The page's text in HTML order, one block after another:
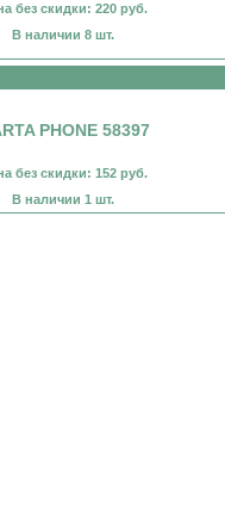
без скидки: 220 руб.
В наличии 8 шт.
PHONE 58397
без скидки: 152 руб.
В наличии 1 шт.